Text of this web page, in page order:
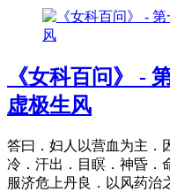
《女科百问》 -
虚极生风
答曰．妇人以营血为主．
冷．汗出．目瞑．神昏．
服济危上丹良．以风药治